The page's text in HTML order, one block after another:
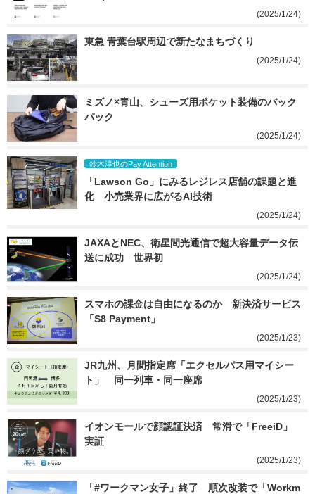
(2025/1/24)
東急 青葉台駅周辺で新たなまちづくり
(2025/1/24)
ミズノ×青山、シューズ用ポケット装備のバック
パック
(2025/1/24)
鈴木淳也のPay Attention
「Lawson Go」にみるレジレス店舗の課題と進
化　小売業界に広がるAI技術
(2025/1/24)
JAXAとNEC、衛星間光通信で超大容量データ伝
送に成功　世界初
(2025/1/24)
スマホの課金は自由になるのか　新決済サービス
「S8 Payment」
(2025/1/23)
JR九州、月間指定席「エクセルパス用マイシー
ト」　同一列車・同一座席
(2025/1/23)
イオンモールで顔認証決済　常滑で「FreeiD」
実証
(2025/1/23)
「#ワークマン女子」終了　順次改装で「Workm